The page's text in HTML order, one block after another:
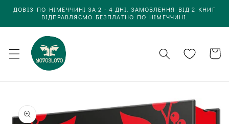
до
вмісту
ДОВІЗ ПО НІМЕЧЧИНІ ЗА 2 - 4 ДНІ. ЗАМОВЛЕННЯ ВІД 2 КНИГ
ВІДПРАВЛЯЄМО БЕЗПЛАТНО ПО НІМЕЧЧИНІ.
Кошик
інформації
про товар